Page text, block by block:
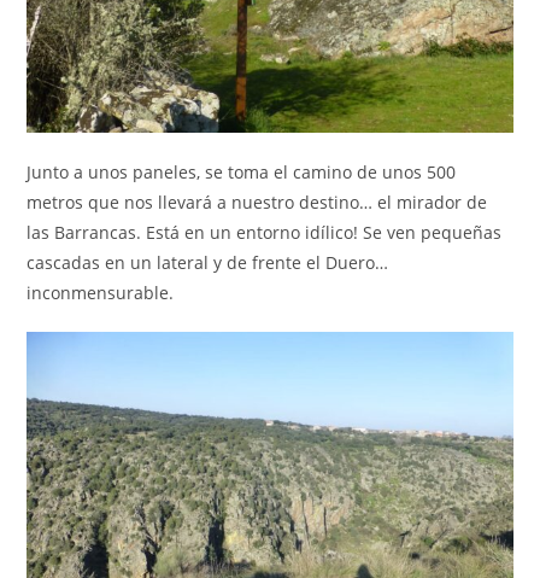
Junto a unos paneles, se toma el camino de unos 500
metros que nos llevará a nuestro destino… el mirador de
las Barrancas. Está en un entorno idílico! Se ven pequeñas
cascadas en un lateral y de frente el Duero…
inconmensurable.